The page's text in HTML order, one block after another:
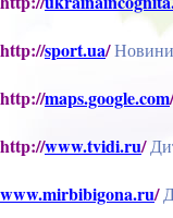
http://sport.ua/Новини
http://maps.google.com/
http://www.tvidi.ru/
www.mirbibigona.ru/